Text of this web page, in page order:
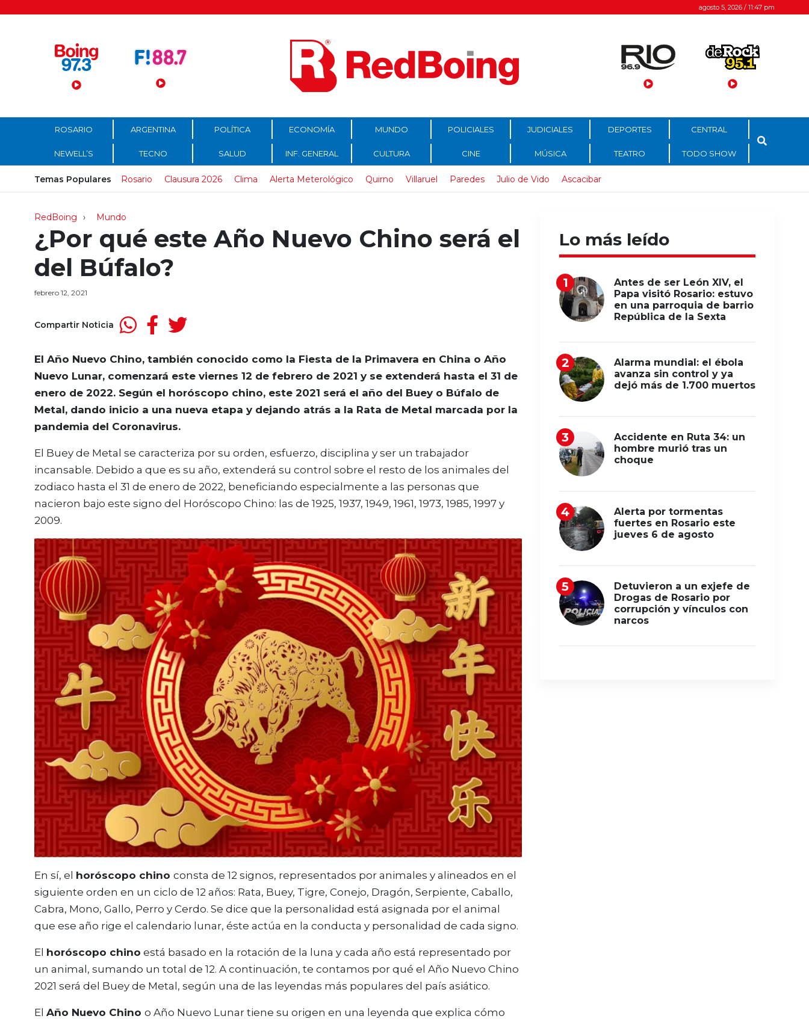
Menú Principal agosto 5, 2026 / 11:47 pm
ROSARIO ARGENTINA POLÍTICA ECONOMÍA MUNDO POLICIALES JUDICIALES DEPORTES CENTRAL
NEWELL’S TECNO SALUD INF. GENERAL CULTURA CINE MÚSICA TEATRO TODO SHOW
Temas Populares Rosario Clausura 2026 Clima Alerta Meterológico Quirno Villaruel Paredes Julio de Vido Ascacibar
RedBoing Mundo
¿Por qué este Año Nuevo Chino será el
del Búfalo?
febrero 12, 2021
Compartir Noticia
El Año Nuevo Chino, también conocido como la Fiesta de la Primavera en China o Año
Nuevo Lunar, comenzará este viernes 12 de febrero de 2021 y se extenderá hasta el 31 de
enero de 2022. Según el horóscopo chino, este 2021 será el año del Buey o Búfalo de
Metal, dando inicio a una nueva etapa y dejando atrás a la Rata de Metal marcada por la
pandemia del Coronavirus.
El Buey de Metal se caracteriza por su orden, esfuerzo, disciplina y ser un trabajador
incansable. Debido a que es su año, extenderá su control sobre el resto de los animales del
zodiaco hasta el 31 de enero de 2022, beneficiando especialmente a las personas que
nacieron bajo este signo del Horóscopo Chino: las de 1925, 1937, 1949, 1961, 1973, 1985, 1997 y
2009.
En sí, el horóscopo chino consta de 12 signos, representados por animales y alineados en el
siguiente orden en un ciclo de 12 años: Rata, Buey, Tigre, Conejo, Dragón, Serpiente, Caballo,
Cabra, Mono, Gallo, Perro y Cerdo. Se dice que la personalidad está asignada por el animal
que ese año rige el calendario lunar, éste actúa en la conducta y personalidad de cada signo.
El horóscopo chino está basado en la rotación de la luna y cada año está representado por
un animal, sumando un total de 12. A continuación, te contamos por qué el Año Nuevo Chino
2021 será del Buey de Metal, según una de las leyendas más populares del país asiático.
El Año Nuevo Chino o Año Nuevo Lunar tiene su origen en una leyenda que explica cómo
Lo más leído
Antes de ser León XIV, el
Papa visitó Rosario: estuvo
en una parroquia de barrio
República de la Sexta
Alarma mundial: el ébola
avanza sin control y ya
dejó más de 1.700 muertos
Accidente en Ruta 34: un
hombre murió tras un
choque
Alerta por tormentas
fuertes en Rosario este
jueves 6 de agosto
Detuvieron a un exjefe de
Drogas de Rosario por
corrupción y vínculos con
narcos